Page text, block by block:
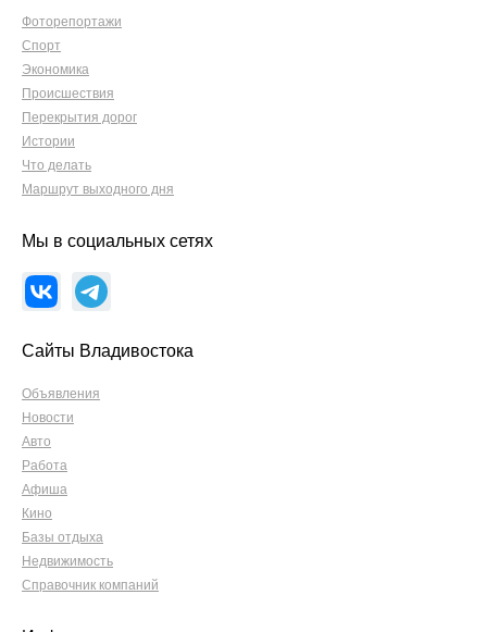
Фоторепортажи
Спорт
Экономика
Происшествия
Перекрытия дорог
Истории
Что делать
Маршрут выходного дня
Мы в социальных сетях
Сайты Владивостока
Объявления
Новости
Авто
Работа
Афиша
Кино
Базы отдыха
Недвижимость
Справочник компаний